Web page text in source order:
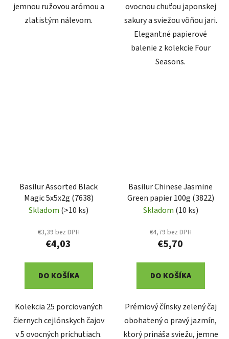
jemnou ružovou arómou a
zlatistým nálevom.
ovocnou chuťou japonskej
sakury a sviežou vôňou jari.
Elegantné papierové
balenie z kolekcie Four
Seasons.
Basilur Assorted Black
Magic 5x5x2g (7638)
Skladom (>10 ks)
€3,39 bez DPH
€4,03
DO KOŠÍKA
Kolekcia 25 porciovaných
čiernych cejlónskych čajov
v 5 ovocných príchutiach.
Basilur Chinese Jasmine
Green papier 100g (3822)
Skladom (10 ks)
€4,79 bez DPH
€5,70
DO KOŠÍKA
Prémiový čínsky zelený čaj
obohatený o pravý jazmín,
ktorý prináša sviežu, jemne